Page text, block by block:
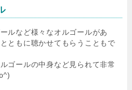
ルなど様々なオルゴールがあ
ともに聴かせてもらうこともで
ゴールの中身など見られて非常